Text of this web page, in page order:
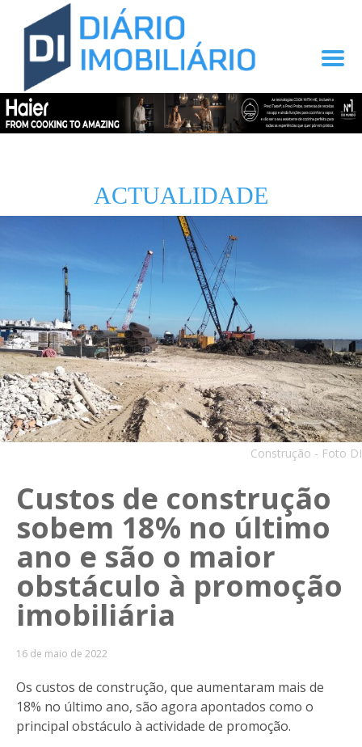
ACTUALIDADE
Construção - Foto DI
Custos de construção
sobem 18% no último
ano e são o maior
obstáculo à promoção
imobiliária
16 de maio de 2022
Os custos de construção, que aumentaram mais de
18% no último ano, são agora apontados como o
principal obstáculo à actividade de promoção.